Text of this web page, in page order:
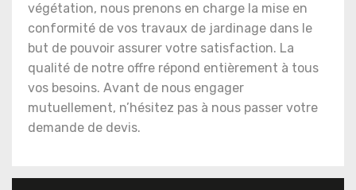
végétation, nous prenons en charge la mise en
conformité de vos travaux de jardinage dans le
but de pouvoir assurer votre satisfaction. La
qualité de notre offre répond entièrement à tous
vos besoins. Avant de nous engager
mutuellement, n’hésitez pas à nous passer votre
demande de devis.